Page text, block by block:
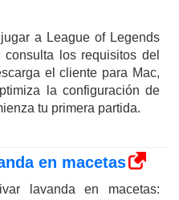
a League of Legends
consulta los requisitos del
el cliente para Mac,
la configuración de
tu primera partida.
en macetas
lavanda en macetas: